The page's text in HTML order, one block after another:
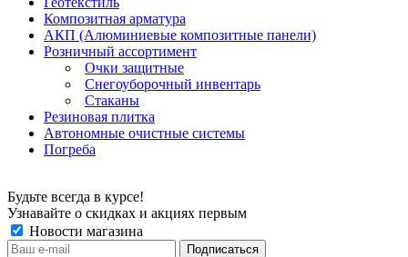
Композитная арматура
АКП (Алюминиевые композитные панели)
Розничный ассортимент
Очки защитные
Снегоуборочный инвентарь
Стаканы
Резиновая плитка
Автономные очистные системы
Погреба
Будьте всегда в курсе!
Узнавайте о скидках и акциях первым
Новости магазина